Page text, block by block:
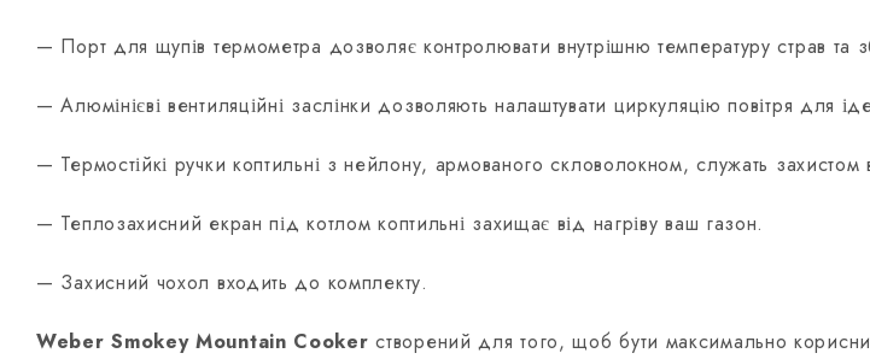
— Порт для щупів термометра дозволяє контролювати внутрішню температуру страв та
— Алюмінієві вентиляційні заслінки дозволяють налаштувати циркуляцію повітря для
— Термостійкі ручки коптильні з нейлону, армованого скловолокном, служать захистом
— Теплозахисний екран під котлом коптильні захищає від нагріву ваш газон.
— Захисний чохол входить до комплекту.
Weber Smokey Mountain Cooker створений для того, щоб бути максимально